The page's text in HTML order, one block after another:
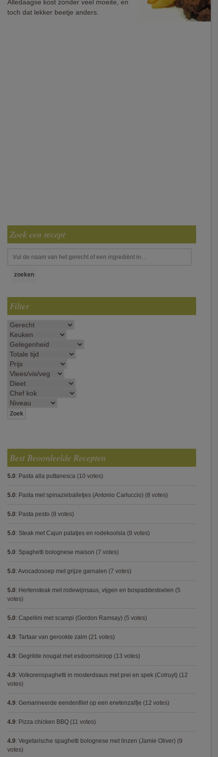
Alledaagse kost zonder veel moeite, en
toch dat lekker beetje anders.
Zoek een recept
Filter
Best Beoordeelde Recepten
5.0: Pasta alla puttanesca (10 votes)
5.0: Pasta met spinazieballetjes (Antonio Carluccio) (8 votes)
5.0: Pasta pesto (8 votes)
5.0: Steak met Cajun patatjes en rodekoolsla (8 votes)
5.0: Spaghetti bolognese maison (7 votes)
5.0: Avocadosoep met grijze garnalen (7 votes)
5.0: Hertensteak met rodewijnsaus, vijgen en bospaddestoelen (5
votes)
5.0: Capellini met scampi (Gordon Ramsay) (5 votes)
4.9: Tartaar van gerookte zalm (21 votes)
4.9: Gegrilde nougat met esdoornsiroop (13 votes)
4.9: Volkorenspaghetti in mosterdsaus met prei en spek (Colruyt) (12
votes)
4.9: Gemarineerde eendenfilet op een erwtenzalfje (12 votes)
4.9: Pizza chicken BBQ (11 votes)
4.9: Vegetarische spaghetti bolognese met linzen (Jamie Oliver) (9
votes)